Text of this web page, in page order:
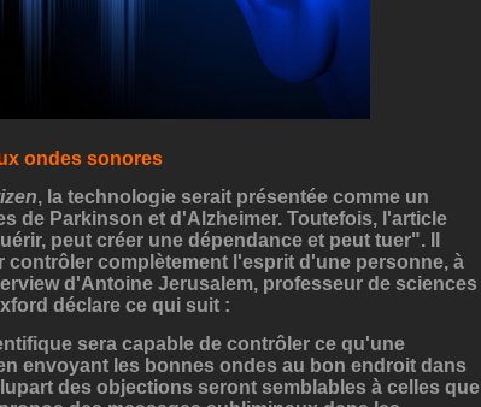
ondes sonores
, la technologie serait présentée comme un
de Parkinson et d'Alzheimer. Toutefois, l'article
peut créer une dépendance et peut tuer". Il
contrôler complètement l'esprit d'une personne, à
d'Antoine Jerusalem, professeur de sciences
déclare ce qui suit :
sera capable de contrôler ce qu'une
envoyant les bonnes ondes au bon endroit dans
des objections seront semblables à celles que